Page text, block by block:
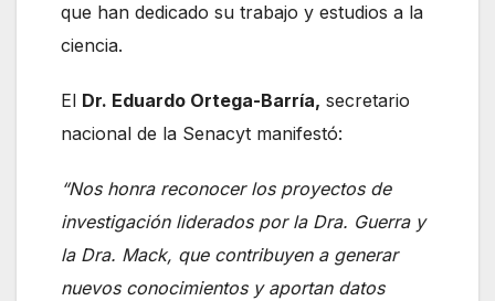
que han dedicado su trabajo y estudios a la
ciencia.
El Dr. Eduardo Ortega-Barría, secretario
nacional de la Senacyt manifestó:
“Nos honra reconocer los proyectos de
investigación liderados por la Dra. Guerra y
la Dra. Mack, que contribuyen a generar
nuevos conocimientos y aportan datos